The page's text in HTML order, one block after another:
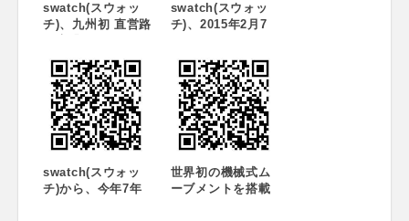
swatch(スウォッ
チ)、九州初 直営路
ストア 福岡」を
2015年3月28日オ
ープン
swatch(スウォッ
チ)、2015年2月7
チ ストア渋谷にて
バレンタインイベ
ント“Where is
the key?”を開
催！“出会いの
鍵”を持ったカップ
ォッチ バレンタイ
ンオリジナルグッ
swatch(スウォッ
チ)から、今年7年
世界初の機械式ム
ーブメントを搭載